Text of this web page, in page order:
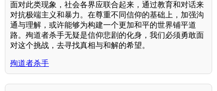
面对此类现象，社会各界应联合起来，通过教育和对话来
对抗极端主义和暴力。在尊重不同信仰的基础上，加强沟
通与理解，或许能够为构建一个更加和平的世界铺平道
路。殉道者杀手无疑是信仰悲剧的化身，我们必须勇敢面
对这个挑战，去寻找真相与和解的希望。
殉道者杀手